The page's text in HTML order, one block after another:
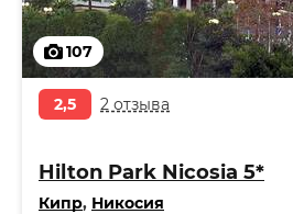
107
2,5 2 отзыва
Hilton Park Nicosia 5*
Кипр, Никосия